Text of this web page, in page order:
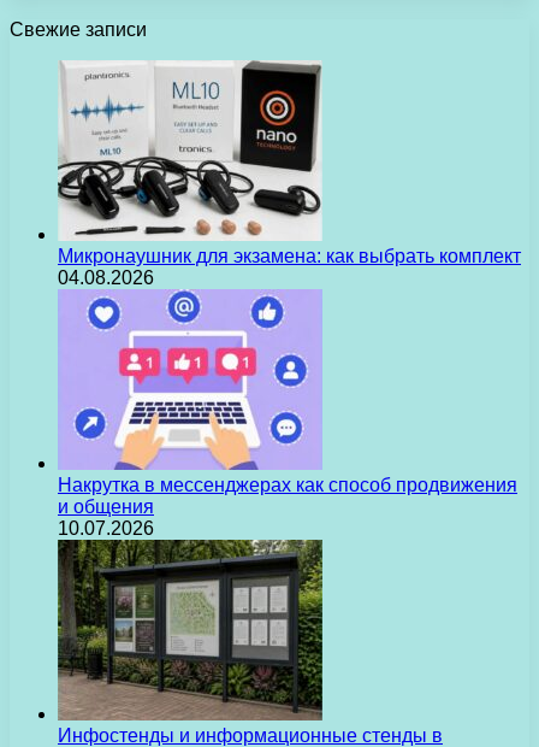
Свежие записи
Микронаушник для экзамена: как выбрать комплект
04.08.2026
Накрутка в мессенджерах как способ продвижения
и общения
10.07.2026
Инфостенды и информационные стенды в